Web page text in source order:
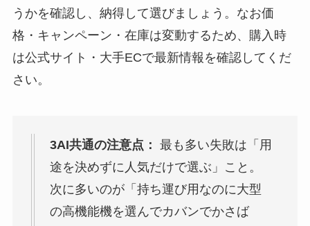
うかを確認し、納得して選びましょう。なお価
格・キャンペーン・在庫は変動するため、購入時
は公式サイト・大手ECで最新情報を確認してくだ
さい。
3AI共通の注意点： 最も多い失敗は「用
途を決めずに人気だけで選ぶ」こと。
次に多いのが「持ち運び用なのに大型
の高機能機を選んでカバンでかさば